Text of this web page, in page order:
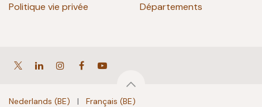
Politique vie privée
Départements
Nederlands (BE) | Français (BE)